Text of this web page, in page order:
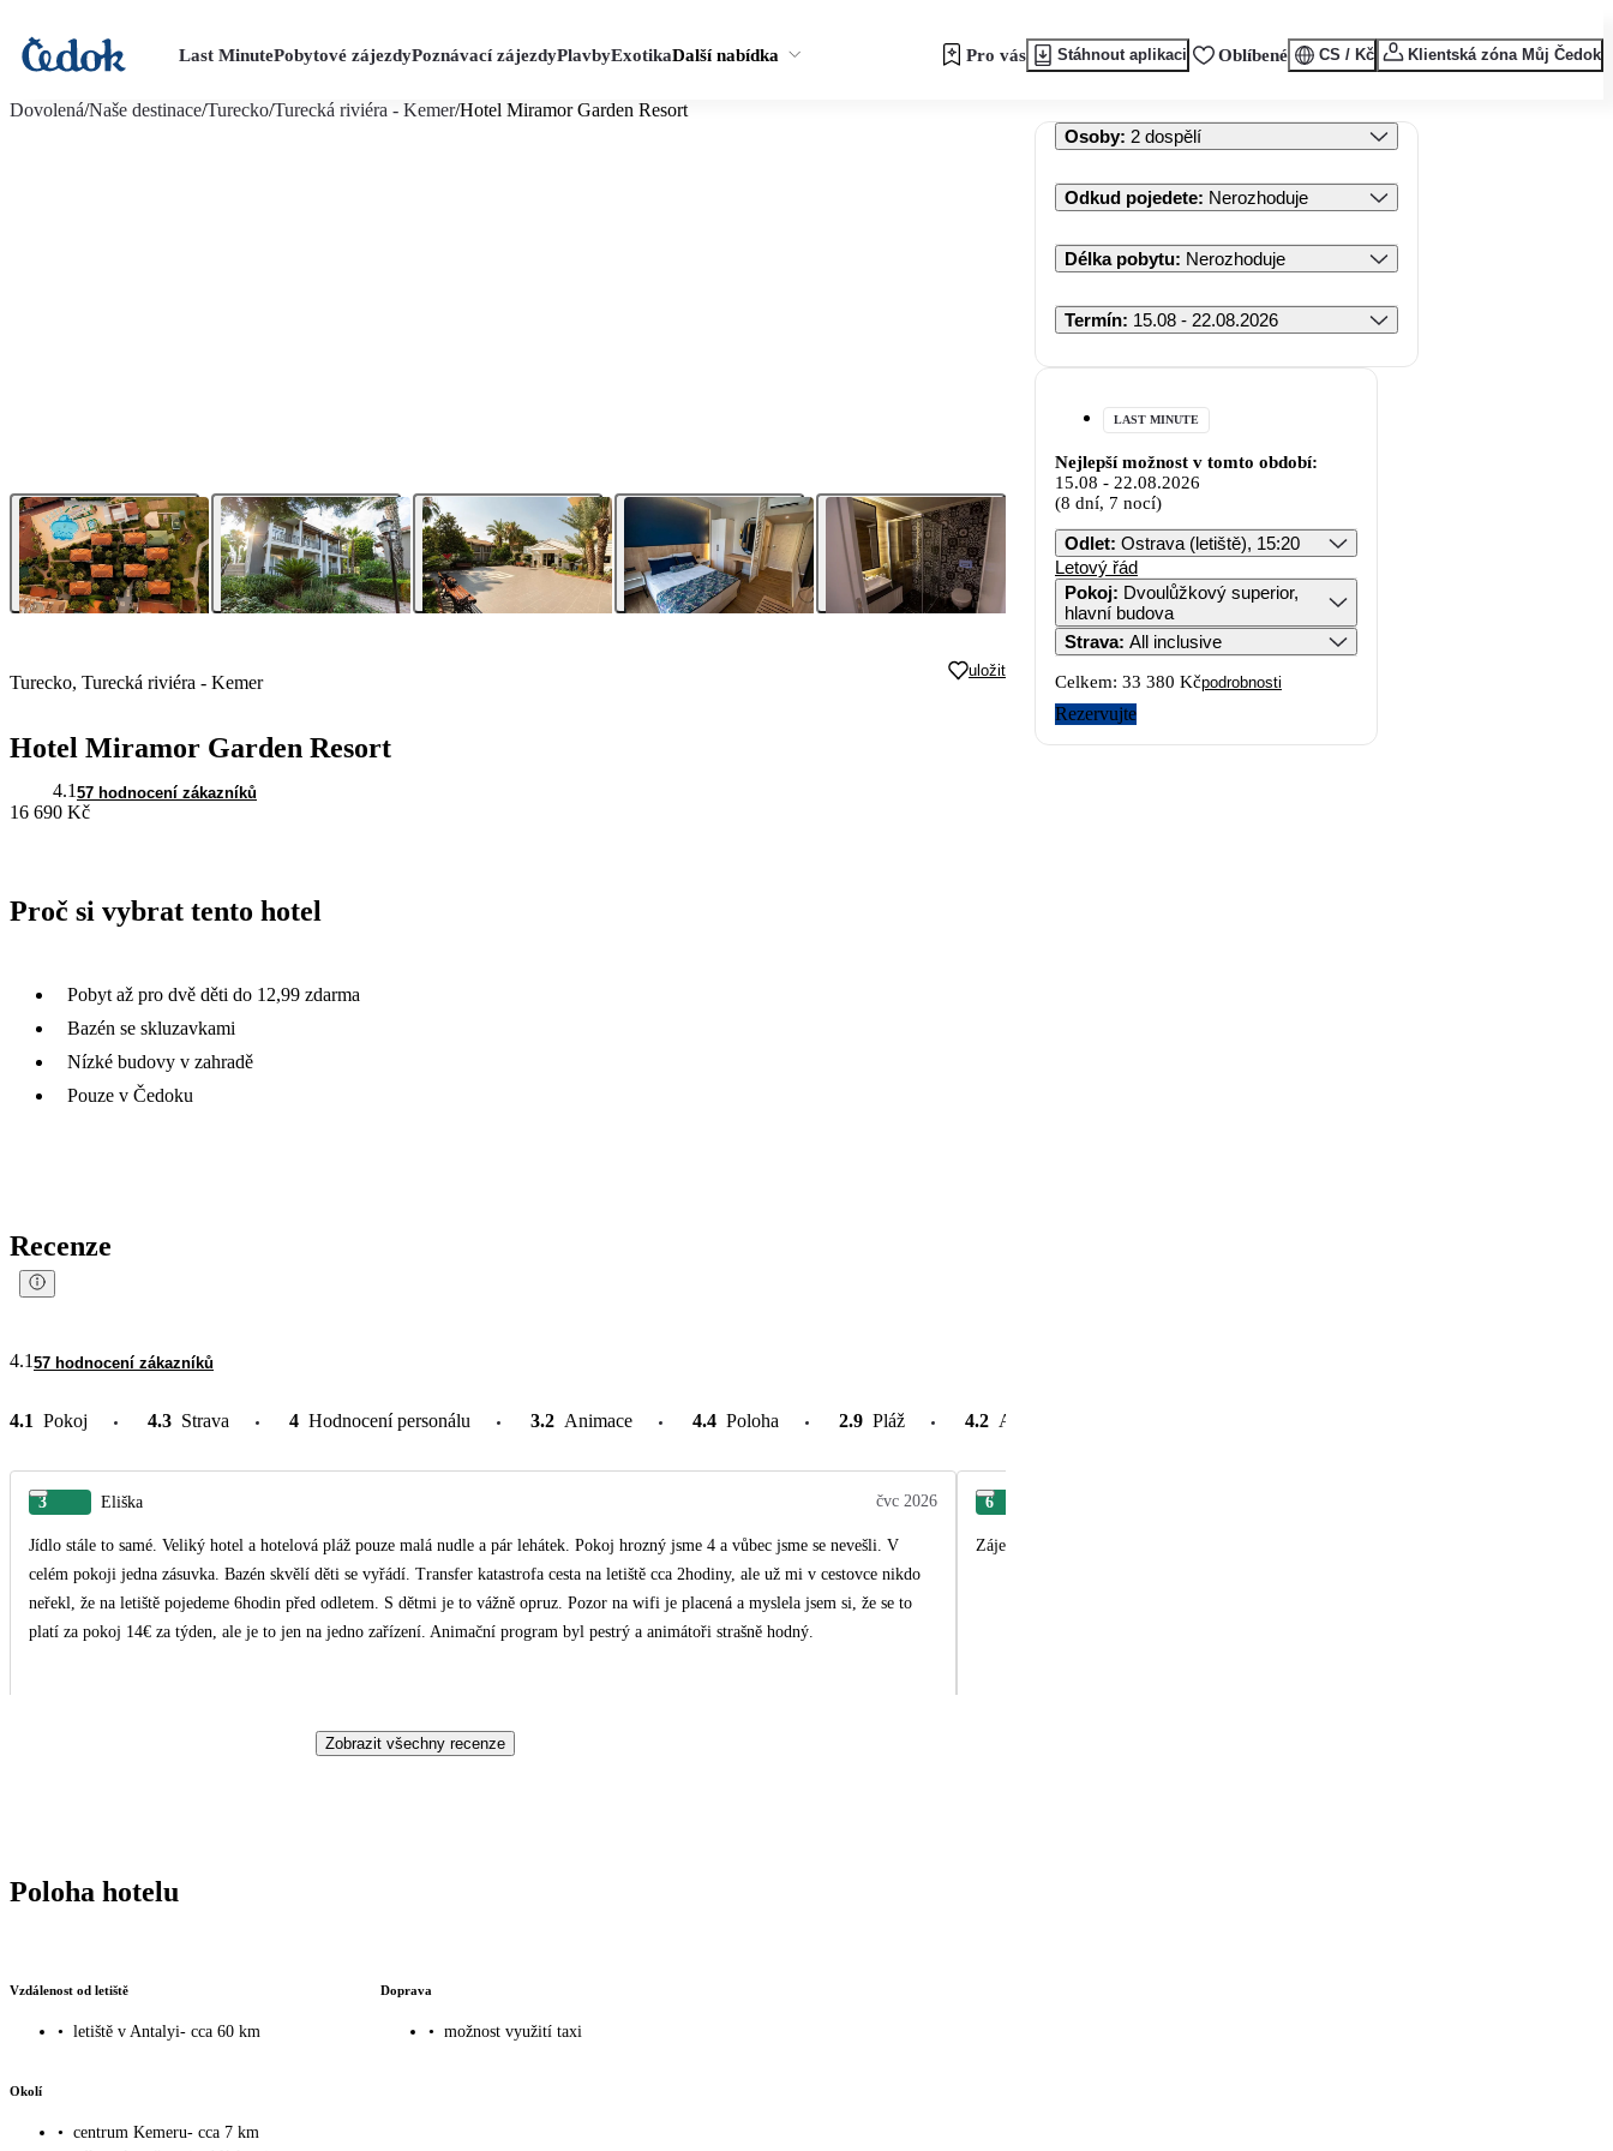
Last MinutePobytové zájezdyPoznávací zájezdyPlavbyExotikaDalší nabídka Pro vás Stáhnout aplikaci Oblíbené CS / Kč Klientská zóna Můj Čedok
Dovolená/Naše destinace/Turecko/Turecká riviéra - Kemer/Hotel Miramor Garden Resort
Turecko, Turecká riviéra - Kemer
uložit
Hotel Miramor Garden Resort
4.1 57 hodnocení zákazníků
16 690 Kč
Proč si vybrat tento hotel
Pobyt až pro dvě děti do 12,99 zdarma
Bazén se skluzavkami
Nízké budovy v zahradě
Pouze v Čedoku
Recenze
4.1 57 hodnocení zákazníků
4.1 Pokoj 4.3 Strava 4 Hodnocení personálu 3.2 Animace 4.4 Poloha 2.9 Pláž 4.2 Atrakce v okolí
3 Eliška čvc 2026
Jídlo stále to samé. Veliký hotel a hotelová pláž pouze malá nudle a pár lehátek. Pokoj hrozný jsme 4 a vůbec jsme se nevešli. V
celém pokoji jedna zásuvka. Bazén skvělí děti se vyřádí. Transfer katastrofa cesta na letiště cca 2hodiny, ale už mi v cestovce nikdo
neřekl, že na letiště pojedeme 6hodin před odletem. S dětmi je to vážně opruz. Pozor na wifi je placená a myslela jsem si, že se to
platí za pokoj 14€ za týden, ale je to jen na jedno zařízení. Animační program byl pestrý a animátoři strašně hodný.
6
Zájezd celkově splnil naše očekávání. Děkuji.
Zobrazit všechny recenze
Poloha hotelu
Vzdálenost od letiště
• letiště v Antalyi- cca 60 km
Doprava
• možnost využití taxi
Okolí
• centrum Kemeru- cca 7 km
Osoby: 2 dospělí
Odkud pojedete: Nerozhoduje
Délka pobytu: Nerozhoduje
Termín: 15.08 - 22.08.2026
LAST MINUTE
Nejlepší možnost v tomto období:
15.08 - 22.08.2026
(8 dní, 7 nocí)
Odlet: Ostrava (letiště), 15:20
Letový řád
Pokoj: Dvoulůžkový superior,
hlavní budova
Strava: All inclusive
Celkem: 33 380 Kčpodrobnosti
Rezervujte